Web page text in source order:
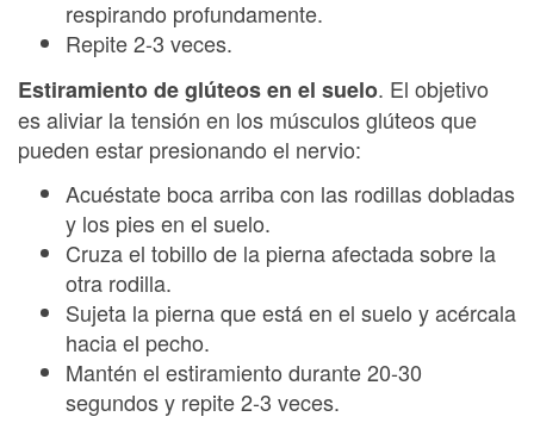
respirando profundamente.
Repite 2-3 veces.
Estiramiento de glúteos en el suelo. El objetivo
es aliviar la tensión en los músculos glúteos que
pueden estar presionando el nervio:
Acuéstate boca arriba con las rodillas dobladas
y los pies en el suelo.
Cruza el tobillo de la pierna afectada sobre la
otra rodilla.
Sujeta la pierna que está en el suelo y acércala
hacia el pecho.
Mantén el estiramiento durante 20-30
segundos y repite 2-3 veces.